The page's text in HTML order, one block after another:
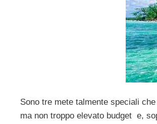
Sono tre mete talmente speciali
ma non troppo elevato budget e,